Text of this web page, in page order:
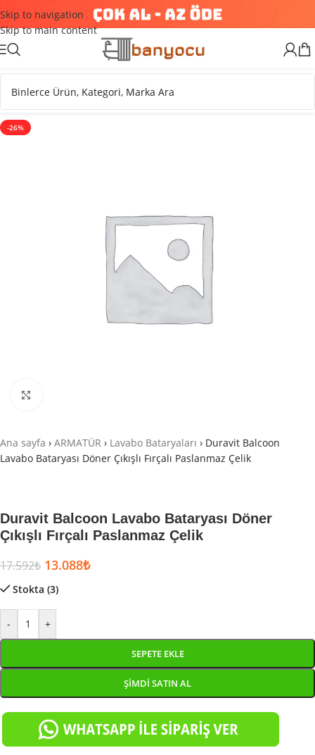
Skip to navigation
Skip to main content
-26%
Ana sayfa › ARMATÜR › Lavabo Bataryaları › Duravit Balcoon
Lavabo Bataryası Döner Çıkışlı Fırçalı Paslanmaz Çelik
Duravit Balcoon Lavabo Bataryası Döner
Çıkışlı Fırçalı Paslanmaz Çelik
17.592₺ 13.088₺
Stokta (3)
- +
SEPETE EKLE
ŞIMDI SATIN AL